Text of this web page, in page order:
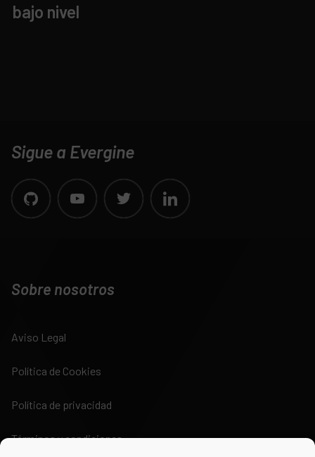
bajo nivel
Sigue a Evergine
Sobre nosotros
Aviso Legal
Política de Cookies
Política de privacidad
Términos y condiciones